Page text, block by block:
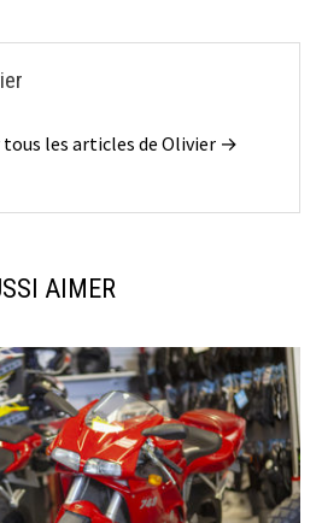
tous les articles de Olivier →
AIMER